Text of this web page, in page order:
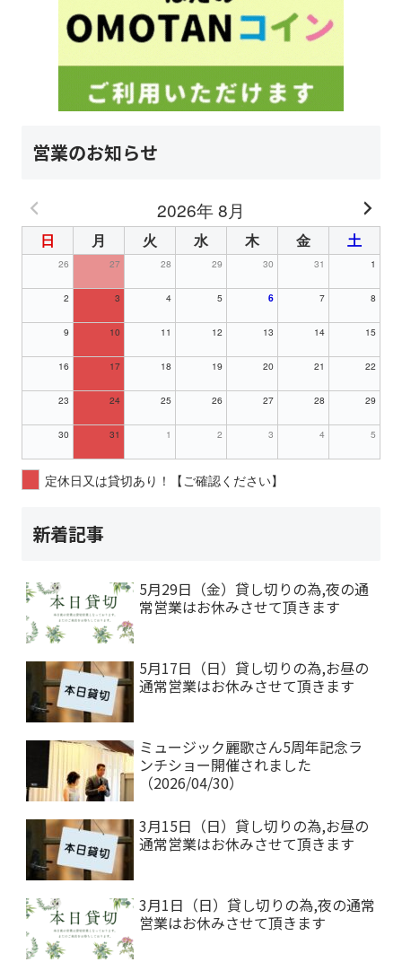
営業のお知らせ
2026年 8月
日 月 火 水 木 金 土
26 27 28 29 30 31 1
2 3 4 5 6 7 8
9 10 11 12 13 14 15
16 17 18 19 20 21 22
23 24 25 26 27 28 29
30 31 1 2 3 4 5
定休日又は貸切あり！【ご確認ください】
新着記事
5月29日（金）貸し切りの為,夜の通
常営業はお休みさせて頂きます
5月17日（日）貸し切りの為,お昼の
通常営業はお休みさせて頂きます
ミュージック麗歌さん5周年記念ラ
ンチショー開催されました
（2026/04/30）
3月15日（日）貸し切りの為,お昼の
通常営業はお休みさせて頂きます
3月1日（日）貸し切りの為,夜の通常
営業はお休みさせて頂きます